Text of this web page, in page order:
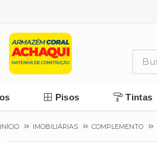
Pisos Tintas
INÍCIO IMOBILIÁRIAS COMPLEMENTO